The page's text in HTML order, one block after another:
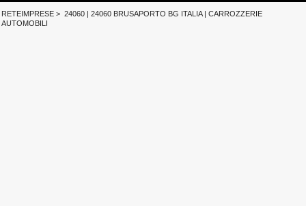
RETEIMPRESE > 24060 | 24060 BRUSAPORTO BG ITALIA| CARROZZERIE
AUTOMOBILI